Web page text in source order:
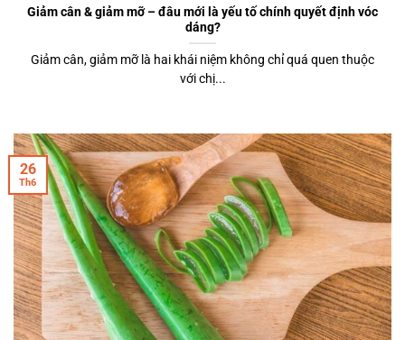
Giảm cân & giảm mỡ – đâu mới là yếu tố chính quyết định vóc
dáng?
Giảm cân, giảm mỡ là hai khái niệm không chỉ quá quen thuộc
với chị...
26
Th6